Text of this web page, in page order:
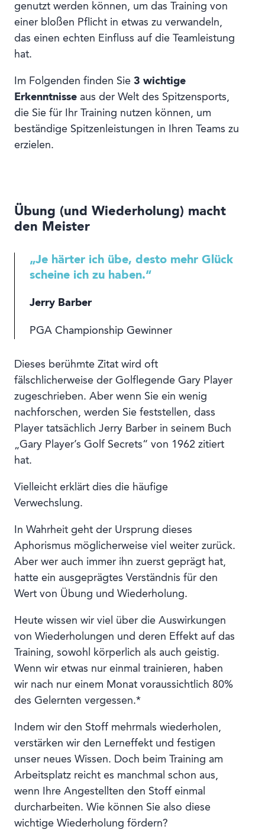
genutzt werden können, um das Training von
einer bloßen Pflicht in etwas zu verwandeln,
das einen echten Einfluss auf die Teamleistung
hat.
Im Folgenden finden Sie 3 wichtige
Erkenntnisse aus der Welt des Spitzensports,
die Sie für Ihr Training nutzen können, um
beständige Spitzenleistungen in Ihren Teams zu
erzielen.
Übung (und Wiederholung) macht
den Meister
„Je härter ich übe, desto mehr Glück
scheine ich zu haben.“
Jerry Barber
PGA Championship Gewinner
Dieses berühmte Zitat wird oft
fälschlicherweise der Golflegende Gary Player
zugeschrieben. Aber wenn Sie ein wenig
nachforschen, werden Sie feststellen, dass
Player tatsächlich Jerry Barber in seinem Buch
„Gary Player’s Golf Secrets“ von 1962 zitiert
hat.
Vielleicht erklärt dies die häufige
Verwechslung.
In Wahrheit geht der Ursprung dieses
Aphorismus möglicherweise viel weiter zurück.
Aber wer auch immer ihn zuerst geprägt hat,
hatte ein ausgeprägtes Verständnis für den
Wert von Übung und Wiederholung.
Heute wissen wir viel über die Auswirkungen
von Wiederholungen und deren Effekt auf das
Training, sowohl körperlich als auch geistig.
Wenn wir etwas nur einmal trainieren, haben
wir nach nur einem Monat voraussichtlich 80%
des Gelernten vergessen.*
Indem wir den Stoff mehrmals wiederholen,
verstärken wir den Lerneffekt und festigen
unser neues Wissen. Doch beim Training am
Arbeitsplatz reicht es manchmal schon aus,
wenn Ihre Angestellten den Stoff einmal
durcharbeiten. Wie können Sie also diese
wichtige Wiederholung fördern?